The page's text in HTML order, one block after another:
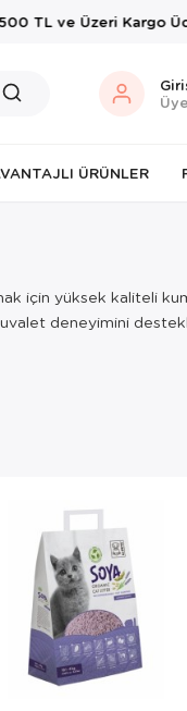
TL ve Üzeri Kargo
ÜRÜNLER
için yüksek kaliteli
deneyimini